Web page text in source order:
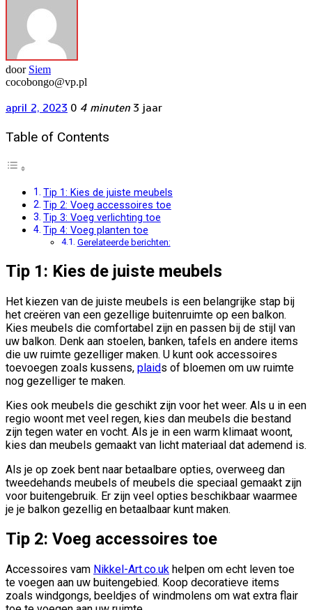
door Siem
cocobongo@vp.pl
april 2, 2023 0 4 minuten 3 jaar
Table of Contents
Tip 1: Kies de juiste meubels
Tip 2: Voeg accessoires toe
Tip 3: Voeg verlichting toe
Tip 4: Voeg planten toe
Gerelateerde berichten:
Tip 1: Kies de juiste meubels
Het kiezen van de juiste meubels is een belangrijke stap bij
het creëren van een gezellige buitenruimte op een balkon.
Kies meubels die comfortabel zijn en passen bij de stijl van
uw balkon. Denk aan stoelen, banken, tafels en andere items
die uw ruimte gezelliger maken. U kunt ook accessoires
toevoegen zoals kussens, plaids of bloemen om uw ruimte
nog gezelliger te maken.
Kies ook meubels die geschikt zijn voor het weer. Als u in een
regio woont met veel regen, kies dan meubels die bestand
zijn tegen water en vocht. Als je in een warm klimaat woont,
kies dan meubels gemaakt van licht materiaal dat ademend is.
Als je op zoek bent naar betaalbare opties, overweeg dan
tweedehands meubels of meubels die speciaal gemaakt zijn
voor buitengebruik. Er zijn veel opties beschikbaar waarmee
je je balkon gezellig en betaalbaar kunt maken.
Tip 2: Voeg accessoires toe
Accessoires vam Nikkel-Art.co.uk helpen om echt leven toe
te voegen aan uw buitengebied. Koop decoratieve items
zoals windgongs, beeldjes of windmolens om wat extra flair